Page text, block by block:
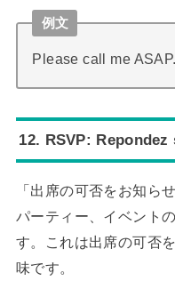
例文
Please call me
12. RSVP:
「出席の可否をお知ら
パーティー、イベント
す。これは出席の可否
味です。